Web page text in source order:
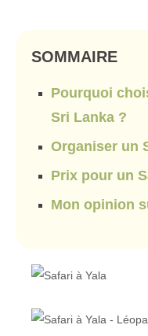
SOMMAIRE
Pourquoi
Sri Lanka ?
Organiser un
Prix pour un
Mon opinion